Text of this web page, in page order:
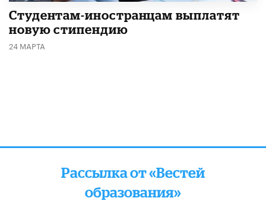
Студентам-иностранцам выплатят
новую стипендию
24 МАРТА
Рассылка от «Вестей
образования»